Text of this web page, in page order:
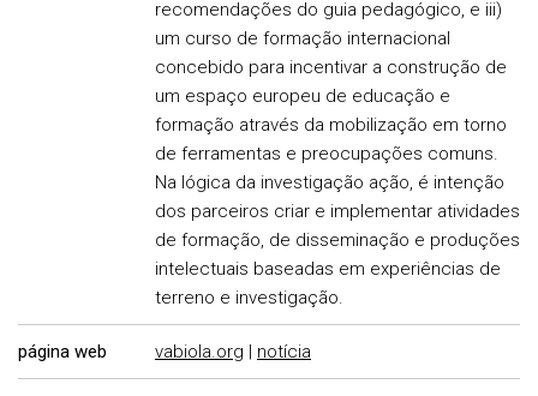
recomendações do guia pedagógico, e iii)
um curso de formação internacional
concebido para incentivar a construção de
um espaço europeu de educação e
formação através da mobilização em torno
de ferramentas e preocupações comuns.
Na lógica da investigação ação, é intenção
dos parceiros criar e implementar atividades
de formação, de disseminação e produções
intelectuais baseadas em experiências de
terreno e investigação.
página web vabiola.org | notícia